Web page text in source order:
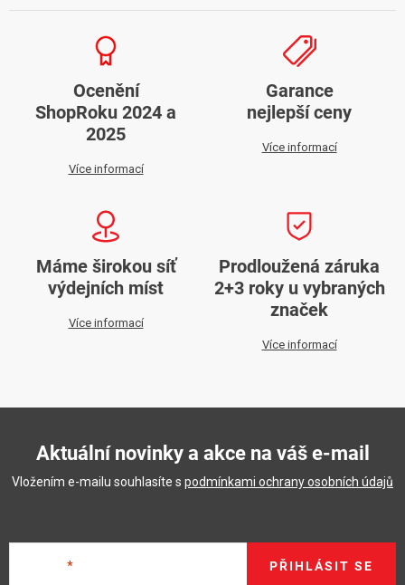
Ocenění
ShopRoku 2024 a
2025
Více informací
Garance
nejlepší ceny
Více informací
Máme širokou síť
výdejních míst
Více informací
Prodloužená záruka
2+3 roky u vybraných
značek
Více informací
Aktuální novinky a akce na váš e-mail
Vložením e-mailu souhlasíte s podmínkami ochrany osobních údajů
PŘIHLÁSIT SE